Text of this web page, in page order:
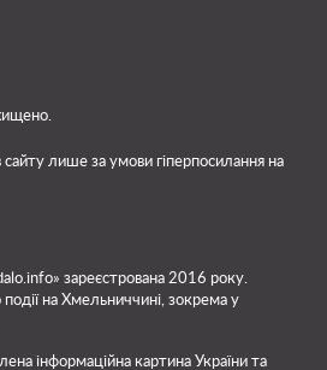
сайту лише за умови гіперпосилання на
зареєстрована 2016 року.
на Хмельниччині, зокрема у
інформаційна картина України та